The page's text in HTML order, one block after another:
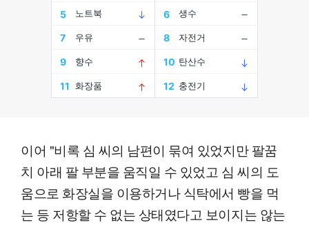
이어 "비록 심 씨의 남편이 묶여 있었지만 팔꿈
치 아래 팔 부분을 움직일 수 있었고 심 씨의 도
움으로 화장실을 이용하거나 식탁에서 빵을 먹
는 등 저항할 수 없는 상태였다고 보이지는 않는